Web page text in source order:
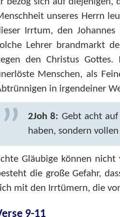
unseres Herrn
Irrtum, den
Lehrer brandmarkt
den Christus Gottes.
Menschen, als
in irgendeiner
2Joh 8: Gebt acht
haben, sondern
Gläubige können
die große Gefahr,
mit den Irrtümern, die
9-11